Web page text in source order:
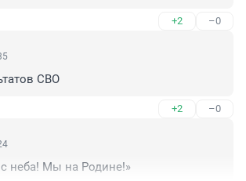
+2 –0
СВО
+2 –0
неба! Мы на Родине!»